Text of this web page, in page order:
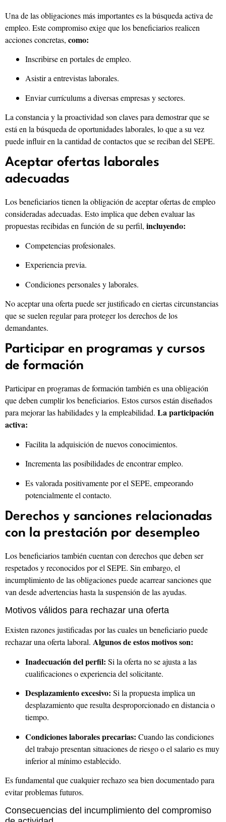
Una de las obligaciones más importantes es la búsqueda activa de
empleo. Este compromiso exige que los beneficiarios realicen
acciones concretas, como:
Inscribirse en portales de empleo.
Asistir a entrevistas laborales.
Enviar currículums a diversas empresas y sectores.
La constancia y la proactividad son claves para demostrar que se
está en la búsqueda de oportunidades laborales, lo que a su vez
puede influir en la cantidad de contactos que se reciban del SEPE.
Aceptar ofertas laborales
adecuadas
Los beneficiarios tienen la obligación de aceptar ofertas de empleo
consideradas adecuadas. Esto implica que deben evaluar las
propuestas recibidas en función de su perfil, incluyendo:
Competencias profesionales.
Experiencia previa.
Condiciones personales y laborales.
No aceptar una oferta puede ser justificado en ciertas circunstancias
que se suelen regular para proteger los derechos de los
demandantes.
Participar en programas y cursos
de formación
Participar en programas de formación también es una obligación
que deben cumplir los beneficiarios. Estos cursos están diseñados
para mejorar las habilidades y la empleabilidad. La participación
activa:
Facilita la adquisición de nuevos conocimientos.
Incrementa las posibilidades de encontrar empleo.
Es valorada positivamente por el SEPE, empeorando
potencialmente el contacto.
Derechos y sanciones relacionadas
con la prestación por desempleo
Los beneficiarios también cuentan con derechos que deben ser
respetados y reconocidos por el SEPE. Sin embargo, el
incumplimiento de las obligaciones puede acarrear sanciones que
van desde advertencias hasta la suspensión de las ayudas.
Motivos válidos para rechazar una oferta
Existen razones justificadas por las cuales un beneficiario puede
rechazar una oferta laboral. Algunos de estos motivos son:
Inadecuación del perfil: Si la oferta no se ajusta a las
cualificaciones o experiencia del solicitante.
Desplazamiento excesivo: Si la propuesta implica un
desplazamiento que resulta desproporcionado en distancia o
tiempo.
Condiciones laborales precarias: Cuando las condiciones
del trabajo presentan situaciones de riesgo o el salario es muy
inferior al mínimo establecido.
Es fundamental que cualquier rechazo sea bien documentado para
evitar problemas futuros.
Consecuencias del incumplimiento del compromiso